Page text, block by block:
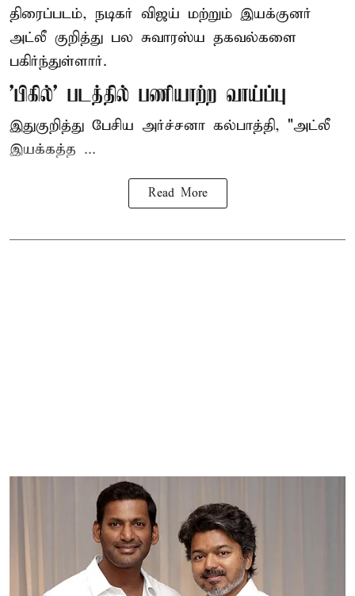
திரைப்படம், நடிகர் விஜய் மற்றும் இயக்குனர்
அட்லீ குறித்து பல சுவாரஸ்ய தகவல்களை
பகிர்ந்துள்ளார்.
'பிகில்' படத்தில் பணியாற்ற வாய்ப்பு
இதுகுறித்து பேசிய அர்ச்சனா கல்பாத்தி, "அட்லீ
இயக்கத்த ...
Read More